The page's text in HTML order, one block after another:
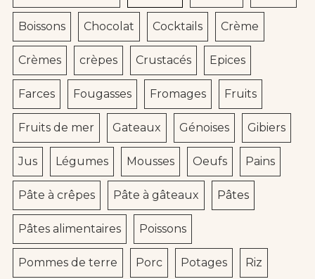
Boissons Chocolat Cocktails Crème
Crèmes crèpes Crustacés Epices
Farces Fougasses Fromages Fruits
Fruits de mer Gateaux Génoises Gibiers
Jus Légumes Mousses Oeufs Pains
Pâte à crêpes Pâte à gâteaux Pâtes
Pâtes alimentaires Poissons
Pommes de terre Porc Potages Riz